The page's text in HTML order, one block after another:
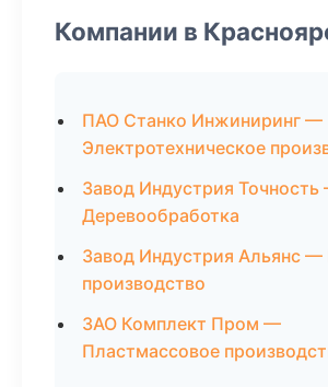
Компании в
ПАО Станко Инжиниринг —
Электротехническое
Завод Индустрия
Деревообработка
Завод Индустрия Альянс
производство
ЗАО Комплект Пром —
Пластмассовое